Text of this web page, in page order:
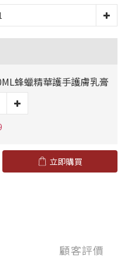
蜂蠟精華護手護膚乳膏
立即購買
顧客評價